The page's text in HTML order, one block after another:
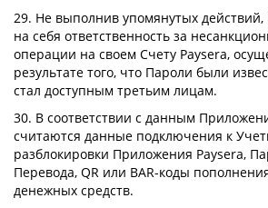
29. Не выполнив упомянутых
на себя ответственность за
операции на своем Счету Paysera,
результате того, что Пароли были
стал доступным третьим лицам.
30. В соответствии с данным
считаются данные подключения к
разблокировки Приложения Paysera,
Перевода, QR или BAR-коды
денежных средств.